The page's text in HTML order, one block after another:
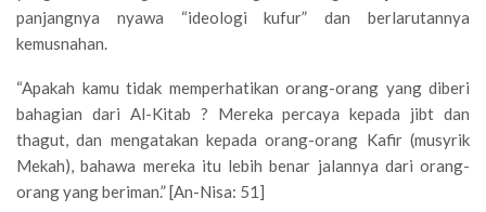
panjangnya nyawa “ideologi kufur” dan berlarutannya
kemusnahan.
“Apakah kamu tidak memperhatikan orang-orang yang diberi
bahagian dari Al-Kitab ? Mereka percaya kepada jibt dan
thagut, dan mengatakan kepada orang-orang Kafir (musyrik
Mekah), bahawa mereka itu lebih benar jalannya dari orang-
orang yang beriman.” [An-Nisa: 51]